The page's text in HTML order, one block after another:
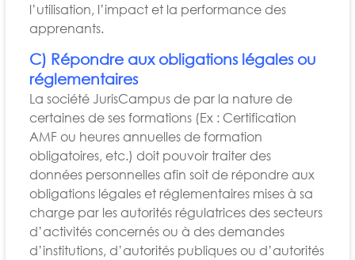
l’utilisation, l’impact et la performance des
apprenants.
C) Répondre aux obligations légales ou
réglementaires
La société JurisCampus de par la nature de
certaines de ses formations (Ex : Certification
AMF ou heures annuelles de formation
obligatoires, etc.) doit pouvoir traiter des
données personnelles afin soit de répondre aux
obligations légales et réglementaires mises à sa
charge par les autorités régulatrices des secteurs
d’activités concernés ou à des demandes
d’institutions, d’autorités publiques ou d’autorités